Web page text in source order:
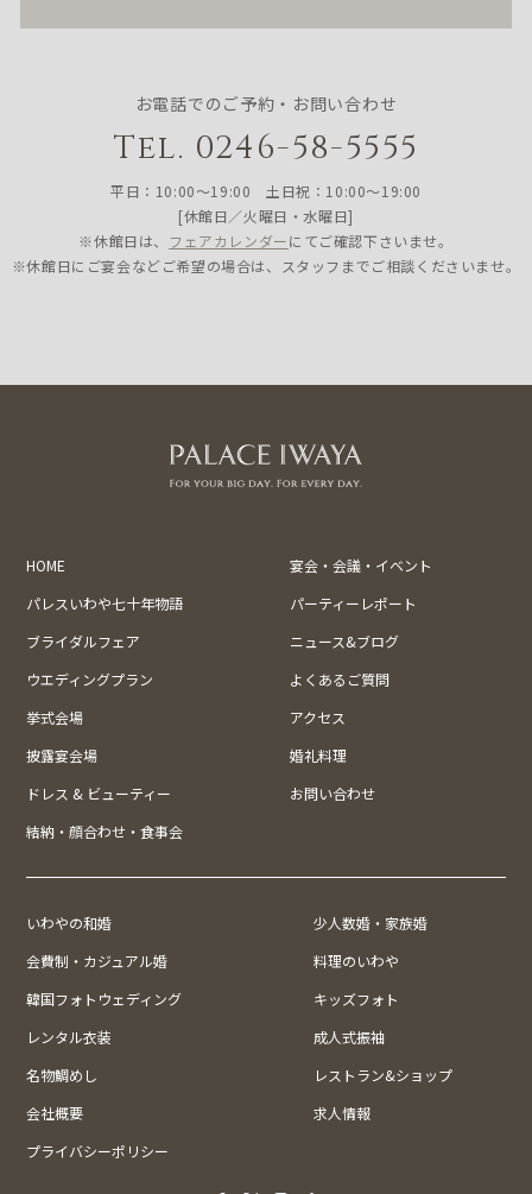
お電話でのご予約・お問い合わせ
Tel. 0246-58-5555
平日：10:00〜19:00 土日祝：10:00〜19:00
[休館日／火曜日・水曜日]
※休館日は、 フェアカレンダーにてご確認下さいませ。
※休館日にご宴会などご希望の場合は、スタッフまでご相談くださいませ。
HOME
宴会・会議・イベント
パレスいわや七十年物語
パーティーレポート
ブライダルフェア
ニュース&ブログ
ウエディングプラン
よくあるご質問
挙式会場
アクセス
披露宴会場
婚礼料理
ドレス & ビューティー
お問い合わせ
結納・顔合わせ・食事会
いわやの和婚
少人数婚・家族婚
会費制・カジュアル婚
料理のいわや
韓国フォトウェディング
キッズフォト
レンタル衣装
成人式振袖
名物鯛めし
レストラン&ショップ
会社概要
求人情報
プライバシーポリシー